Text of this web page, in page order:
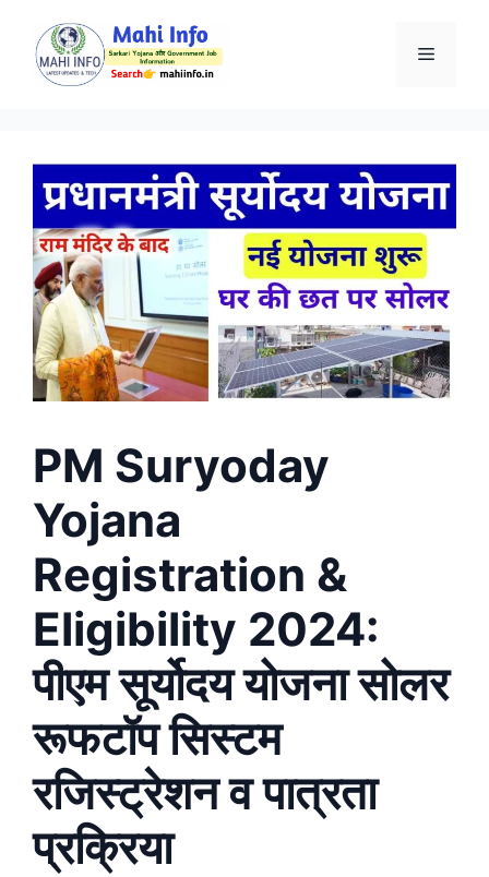
content
Menu
PM Suryoday
Yojana
Registration &
Eligibility 2024:
पीएम सूर्योदय योजना सोलर
रूफटॉप सिस्टम
रजिस्ट्रेशन व पात्रता
प्रक्रिया